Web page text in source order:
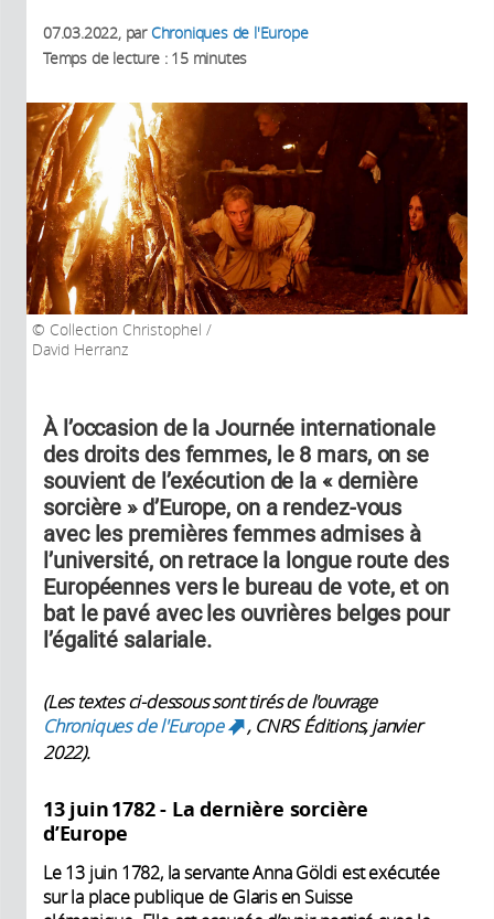
07.03.2022, parChroniques de l'Europe
Temps de lecture : 15 minutes
Collection Christophel /
David Herranz
À l’occasion de la Journée internationale
des droits des femmes, le 8 mars, on se
souvient de l’exécution de la « dernière
sorcière » d’Europe, on a rendez-vous
avec les premières femmes admises à
l’université, on retrace la longue route des
Européennes vers le bureau de vote, et on
bat le pavé avec les ouvrières belges pour
l’égalité salariale.
(Les textes ci-dessous sont tirés de l'ouvrage
Chroniques de l'Europe
(link is external)
, CNRS Éditions, janvier
2022).
13 juin 1782 - La dernière sorcière
d’Europe
Le 13 juin 1782, la servante Anna Göldi est exécutée
sur la place publique de Glaris en Suisse